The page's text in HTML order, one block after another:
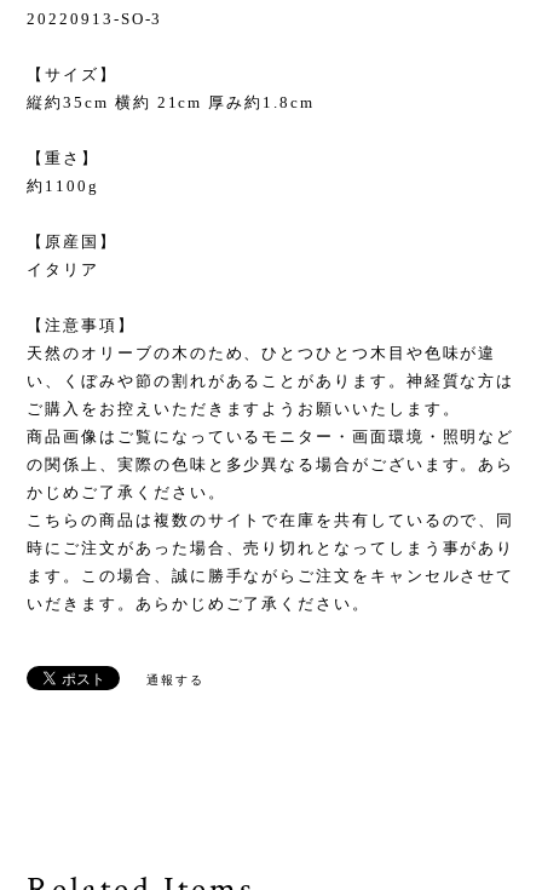
20220913-SO-3
【サイズ】
縦約35cm 横約 21cm 厚み約1.8cm
【重さ】
約1100g
【原産国】
イタリア
【注意事項】
天然のオリーブの木のため、ひとつひとつ木目や色味が違
い、くぼみや節の割れがあることがあります。神経質な方は
ご購入をお控えいただきますようお願いいたします。
商品画像はご覧になっているモニター・画面環境・照明など
の関係上、実際の色味と多少異なる場合がございます。あら
かじめご了承ください。
こちらの商品は複数のサイトで在庫を共有しているので、同
時にご注文があった場合、売り切れとなってしまう事があり
ます。この場合、誠に勝手ながらご注文をキャンセルさせて
いだきます。あらかじめご了承ください。
通報する